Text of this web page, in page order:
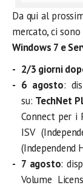
Da qui al
mercato, ci
Windows 7 e
2/3 giorni
6 agosto:
su: TechNet
Connect per i
ISV
(Independend
7 agosto:
Volume